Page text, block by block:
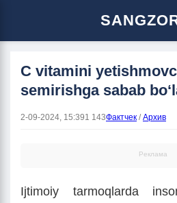
C vitamini
semirishga sabab
2-09-2024, 15:391 143Фактчек /Архив
Реклама
Ijtimoiy tarmoqlarda